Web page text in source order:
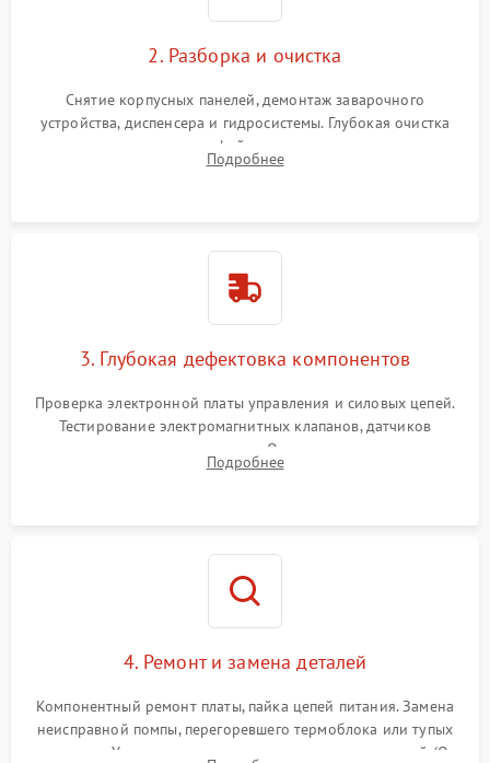
2. Разборка и очистка
Снятие корпусных панелей, демонтаж заварочного
устройства, диспенсера и гидросистемы. Глубокая очистка
внутренних узлов от кофейных масел, жмыха и накипи.
Промывка дренажных каналов и фильтров с использованием
Подробнее
3. Глубокая дефектовка компонентов
Проверка электронной платы управления и силовых цепей.
Тестирование электромагнитных клапанов, датчиков
температуры и расходомера. Оценка степени износа
жерновов кофемолки, уплотнительных колец гидросистемы
Подробнее
4. Ремонт и замена деталей
Компонентный ремонт платы, пайка цепей питания. Замена
неисправной помпы, перегоревшего термоблока или тупых
жерновов. Установка новых силиконовых уплотнителей (O-